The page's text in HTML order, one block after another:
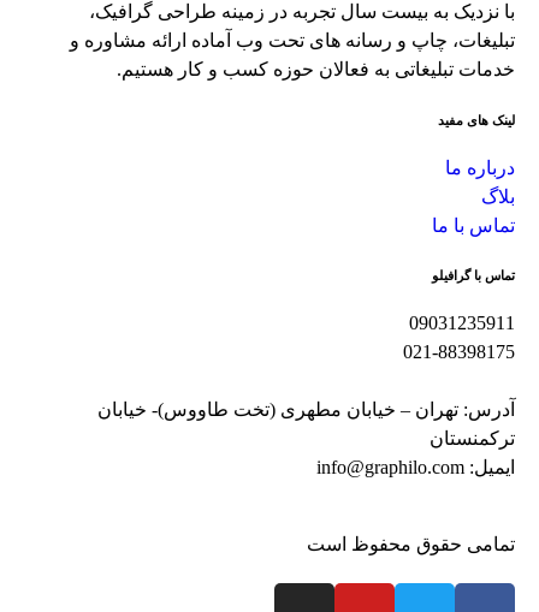
با نزدیک به بیست سال تجربه در زمینه طراحی گرافیک،
تبلیغات، چاپ و رسانه های تحت وب آماده ارائه مشاوره و
خدمات تبلیغاتی به فعالان حوزه کسب و کار هستیم.
لینک های مفید
درباره ما
بلاگ
تماس با ما
تماس با گرافیلو
09031235911
021-88398175
آدرس: تهران – خیابان مطهری (تخت طاووس)- خیابان
ترکمنستان
ایمیل: info@graphilo.com
تمامی حقوق محفوظ است